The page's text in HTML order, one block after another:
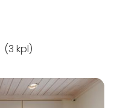
(3 kpl)